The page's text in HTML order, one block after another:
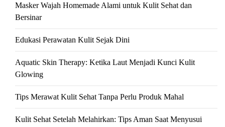
Masker Wajah Homemade Alami untuk Kulit Sehat dan
Bersinar
Edukasi Perawatan Kulit Sejak Dini
Aquatic Skin Therapy: Ketika Laut Menjadi Kunci Kulit
Glowing
Tips Merawat Kulit Sehat Tanpa Perlu Produk Mahal
Kulit Sehat Setelah Melahirkan: Tips Aman Saat Menyusui